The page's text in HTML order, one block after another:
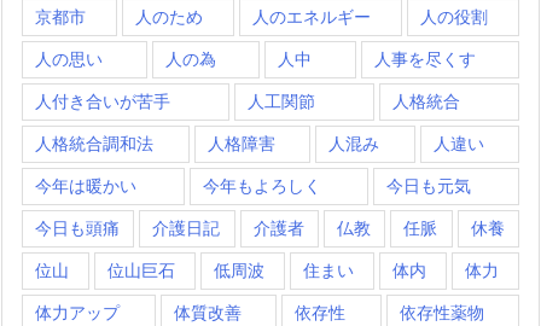
京都市 人のため 人のエネルギー 人の役割
人の思い 人の為 人中 人事を尽くす
人付き合いが苦手 人工関節 人格統合
人格統合調和法 人格障害 人混み 人違い
今年は暖かい 今年もよろしく 今日も元気
今日も頭痛 介護日記 介護者 仏教 任脈 休養
位山 位山巨石 低周波 住まい 体内 体力
体力アップ 体質改善 依存性 依存性薬物